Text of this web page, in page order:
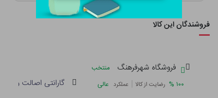
فروشندگان این کالا
فروشگاه شهرفرهنگ
منتخب
۱۰۰ % رضایت از کالا | عملکرد عالی گارانتی اصالت و